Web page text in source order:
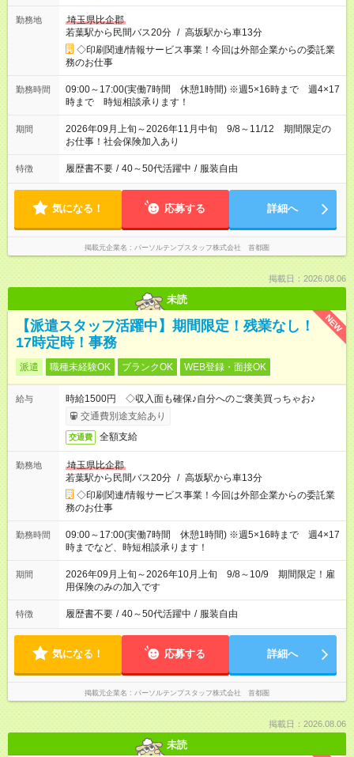
勤務地
埼玉県比企郡
若葉駅から民間バス20分 / 高坂駅から車13分
◇印刷関連/情報サービス事業！今回は外部企業からの委託業
務のお仕事
勤務時間
09:00～17:00(実働7時間 休憩1時間) ※週5×16時まで 週4×17
時まで 時短相談承ります！
期間
2026年09月上旬～2026年11月中旬 9/8～11/12 期間限定の
お仕事！社会保険加入あり
特徴 履歴書不要 / 40～50代活躍中 / 服装自由
気になる！ 応募する 詳細へ
掲載元企業名 パーソルテンプスタッフ株式会社 首都圏
掲載日：2026.08.06
未読
NEW
【派遣スタッフ活躍中】期間限定！残業なし！
17時定時！事務
派遣 職種未経験OK ブランクOK WEB登録・面接OK
給与
時給1500円 ◇収入面も確保♪自分へのご褒美買っちゃお♪
交通費別途支給あり
交通費 全額支給
勤務地
埼玉県比企郡
若葉駅から民間バス20分 / 高坂駅から車13分
◇印刷関連/情報サービス事業！今回は外部企業からの委託業
務のお仕事
勤務時間
09:00～17:00(実働7時間 休憩1時間) ※週5×16時まで 週4×17
時までなど、時短相談承ります！
期間
2026年09月上旬～2026年10月上旬 9/8～10/9 期間限定！雇
用保険のみの加入です
特徴 履歴書不要 / 40～50代活躍中 / 服装自由
気になる！ 応募する 詳細へ
掲載元企業名 パーソルテンプスタッフ株式会社 首都圏
掲載日：2026.08.06
未読